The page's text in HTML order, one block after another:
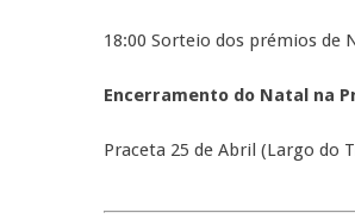
18:00 Sorteio dos prémios de
Encerramento do Natal na
Praceta 25 de Abril (Largo do